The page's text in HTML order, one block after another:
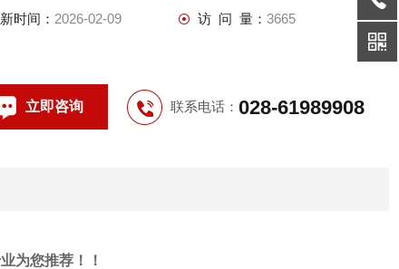
时间： 2026-02-09 访 问 量： 3665
立即咨询 联系电话： 028-61989908
为您推荐！！